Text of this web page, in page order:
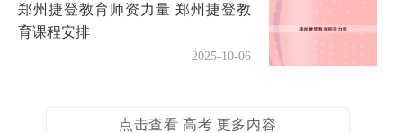
郑州捷登教育师资力量 郑州捷登教
育课程安排
2025-10-06
点击查看 高考 更多内容